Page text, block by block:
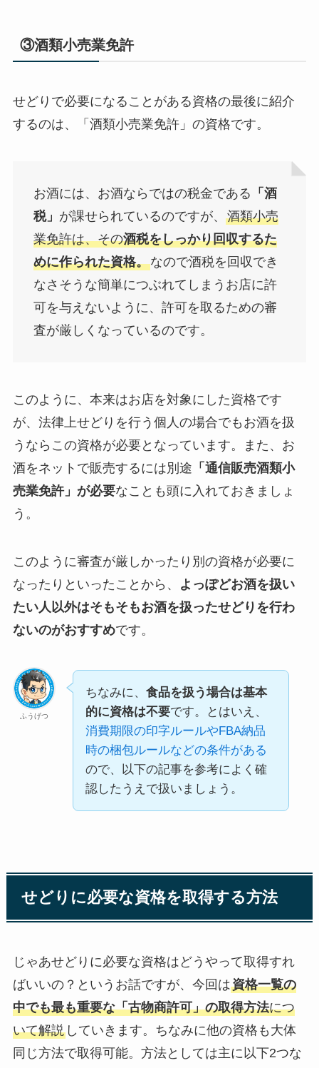
③酒類小売業免許
せどりで必要になることがある資格の最後に紹介
するのは、
「酒類小売業免許」の資格です。
お酒には、お酒ならではの税金である 「酒
税」 が課せられているのですが、 酒類小売
業免許は、その酒税をしっかり回収するた
めに作られた資格。なので酒税を回収でき
なさそうな簡単につぶれてしまうお店に許
可を与えないように、許可を取るための審
査が厳しくなっているのです。
このように、本来はお店を対象にした資格です
が、法律上せどりを行う個人の場合でもお酒を扱
うならこの資格が必要となっています。また、お
酒をネットで販売するには別途 「通信販売酒類小
売業免許」が必要なことも頭に入れておきましょ
う。
このように審査が厳しかったり別の資格が必要に
なったりといったことから、
よっぽどお酒を扱い
たい人以外はそもそもお酒を扱ったせどりを行わ
ないのがおすすめです。
ふうげつ
ちなみに、 食品を扱う場合は基本
的に資格は不要です。とはいえ、
消費期限の印字ルールやFBA納品
時の梱包ルールなどの条件がある
ので、以下の記事を参考によく確
認したうえで扱いましょう。
せどりに必要な資格を取得する方法
じゃあせどりに必要な資格はどうやって取得すれ
ばいいの？というお話ですが、今回は資格一覧の
中でも最も重要な「古物商許可」の取得方法につ
いて解説していきます。ちなみに他の資格も大体
同じ方法で取得可能。方法としては主に以下2つな